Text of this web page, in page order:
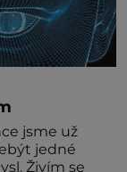
jsme už
jedné
Živím se